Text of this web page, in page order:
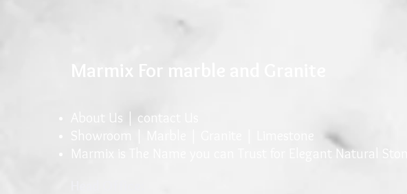
Marmix For marble and Granite
About Us | conta
Marmix is The Name you can Trust for Elegant Natural Stone